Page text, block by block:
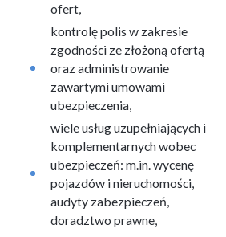
ofert,
kontrolę polis w zakresie
zgodności ze złożoną ofertą
oraz administrowanie
zawartymi umowami
ubezpieczenia,
wiele usług uzupełniających i
komplementarnych wobec
ubezpieczeń: m.in. wycenę
pojazdów i nieruchomości,
audyty zabezpieczeń,
doradztwo prawne,